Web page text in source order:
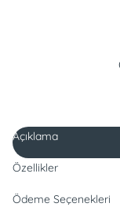
Açıklama
Özellikler
Ödeme Seçenekleri